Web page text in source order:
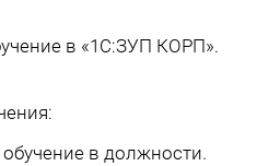
в «1С:ЗУП КОРП».
в должности.